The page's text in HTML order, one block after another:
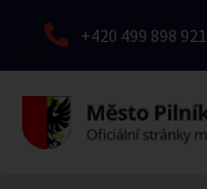
+420 499 898 921